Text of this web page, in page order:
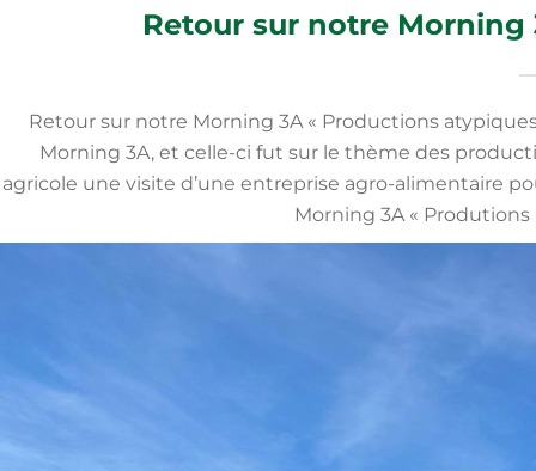
Retour sur notre
Retour sur notre Morning 3A « Productions
Morning 3A, et celle-ci fut sur le thème des
agricole une visite d’une entreprise agro-alimentaire
Morning 3A «